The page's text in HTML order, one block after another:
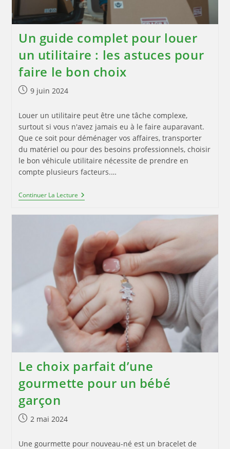
Un guide complet pour louer
un utilitaire : les astuces pour
faire le bon choix
Publication
9 juin 2024
Louer un utilitaire peut être une tâche complexe,
surtout si vous n'avez jamais eu à le faire auparavant.
Que ce soit pour déménager vos affaires, transporter
du matériel ou pour des besoins professionnels, choisir
le bon véhicule utilitaire nécessite de prendre en
compte plusieurs facteurs.…
Continuer La LectureUn
Guide
Louer
Un
Utilitaire
:
Astuces
Pour
Faire
Le
Bon
Choix
Le choix parfait d’une
gourmette pour un bébé
garçon
Publication
2 mai 2024
Une gourmette pour nouveau-né est un bracelet de